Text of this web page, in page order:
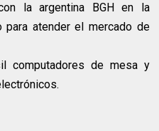
la argentina BGH en la
para atender el mercado de
computadores de mesa y